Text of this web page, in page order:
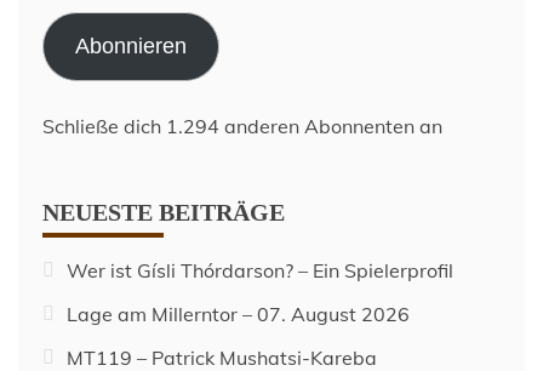
Adresse
Abonnieren
Schließe dich 1.294 anderen Abonnenten an
NEUESTE BEITRÄGE
Wer ist Gísli Thórdarson? – Ein Spielerprofil
Lage am Millerntor – 07. August 2026
MT119 – Patrick Mushatsi-Kareba